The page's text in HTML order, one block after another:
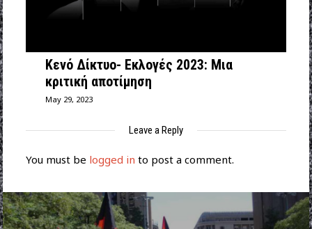
Κενό Δίκτυο- Εκλογές 2023: Μια
κριτική αποτίμηση
May 29, 2023
Leave a Reply
You must be logged in to post a comment.